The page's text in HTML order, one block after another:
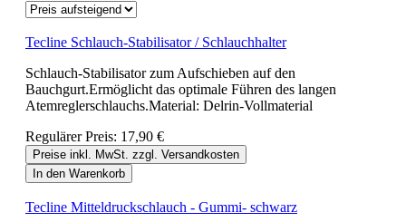
Tecline Schlauch-Stabilisator / Schlauchhalter
Schlauch-Stabilisator zum Aufschieben auf den
Bauchgurt.Ermöglicht das optimale Führen des langen
Atemreglerschlauchs.Material: Delrin-Vollmaterial
Regulärer Preis: 17,90 €
Preise inkl. MwSt. zzgl. Versandkosten
In den Warenkorb
Tecline Mitteldruckschlauch - Gummi- schwarz